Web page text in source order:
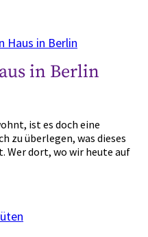
in Berlin
ist es doch eine
zu überlegen, was dieses
Wer dort, wo wir heute auf